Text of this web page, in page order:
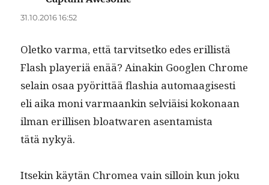
31.10.2016 16:52
Oletko var­ma, että tarvit­setko edes eril­listä
Flash play­er­iä enää? Ainakin Googlen Chrome
selain osaa pyörit­tää flashia automaagis­es­ti
eli aika moni var­maankin selviäisi kokon­aan
ilman eril­lisen bloat­waren asen­tamista
tätä nykyä.
Itsekin käytän Chromea vain sil­loin kun joku